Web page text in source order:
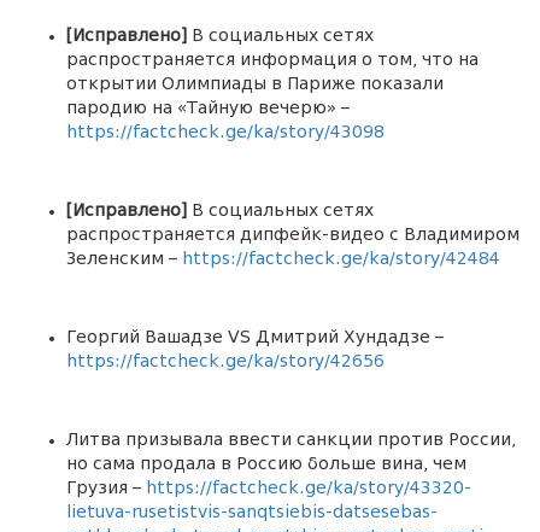
[Исправлено]
В социальных сетях
распространяется информация о том, что на
открытии Олимпиады в Париже показали
пародию на «Тайную вечерю» –
https://factcheck.ge/ka/story/43098
[Исправлено]
В социальных сетях
распространяется дипфейк-видео с Владимиром
Зеленским – https://factcheck.ge/ka/story/42484
Георгий Вашадзе VS Дмитрий Хундадзе –
https://factcheck.ge/ka/story/42656
Литва призывала ввести санкции против России,
но сама продала в Россию больше вина, чем
Грузия – https://factcheck.ge/ka/story/43320-
lietuva-rusetistvis-sanqtsiebis-datsesebas-